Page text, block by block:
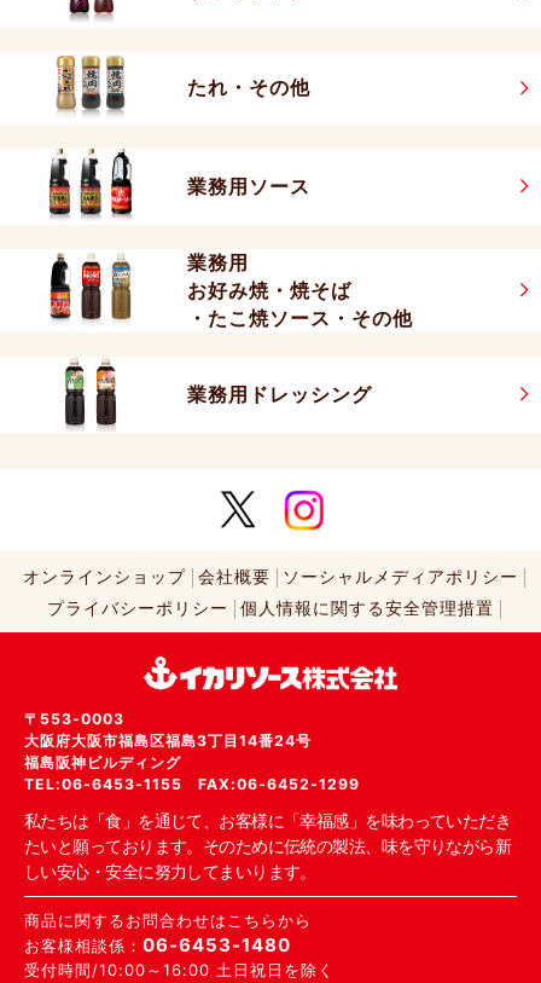
たれ・その他
業務用ソース
業務用
お好み焼・焼そば
・たこ焼ソース・その他
業務用ドレッシング
オンラインショップ 会社概要
ソーシャルメディアポリシー
プライバシーポリシー
個人情報に関する安全管理措置
〒553-0003
大阪府大阪市福島区福島3丁目14番24号
福島阪神ビルディング
TEL:06-6453-1155 FAX:06-6452-1299
私たちは「食」を通じて、お客様に「幸福感」を味わっていただき
たいと願っております。そのために伝統の製法、味を守りながら新
しい安心・安全に努力してまいります。
商品に関するお問合わせはこちらから
お客様相談係： 06-6453-1480
受付時間/10:00～16:00 土日祝日を除く